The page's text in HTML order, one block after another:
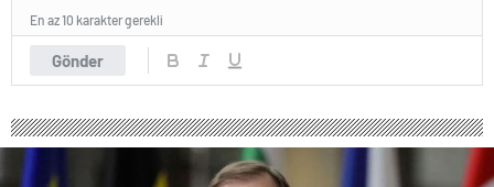
Gönder
En az 10 karakter gerekli